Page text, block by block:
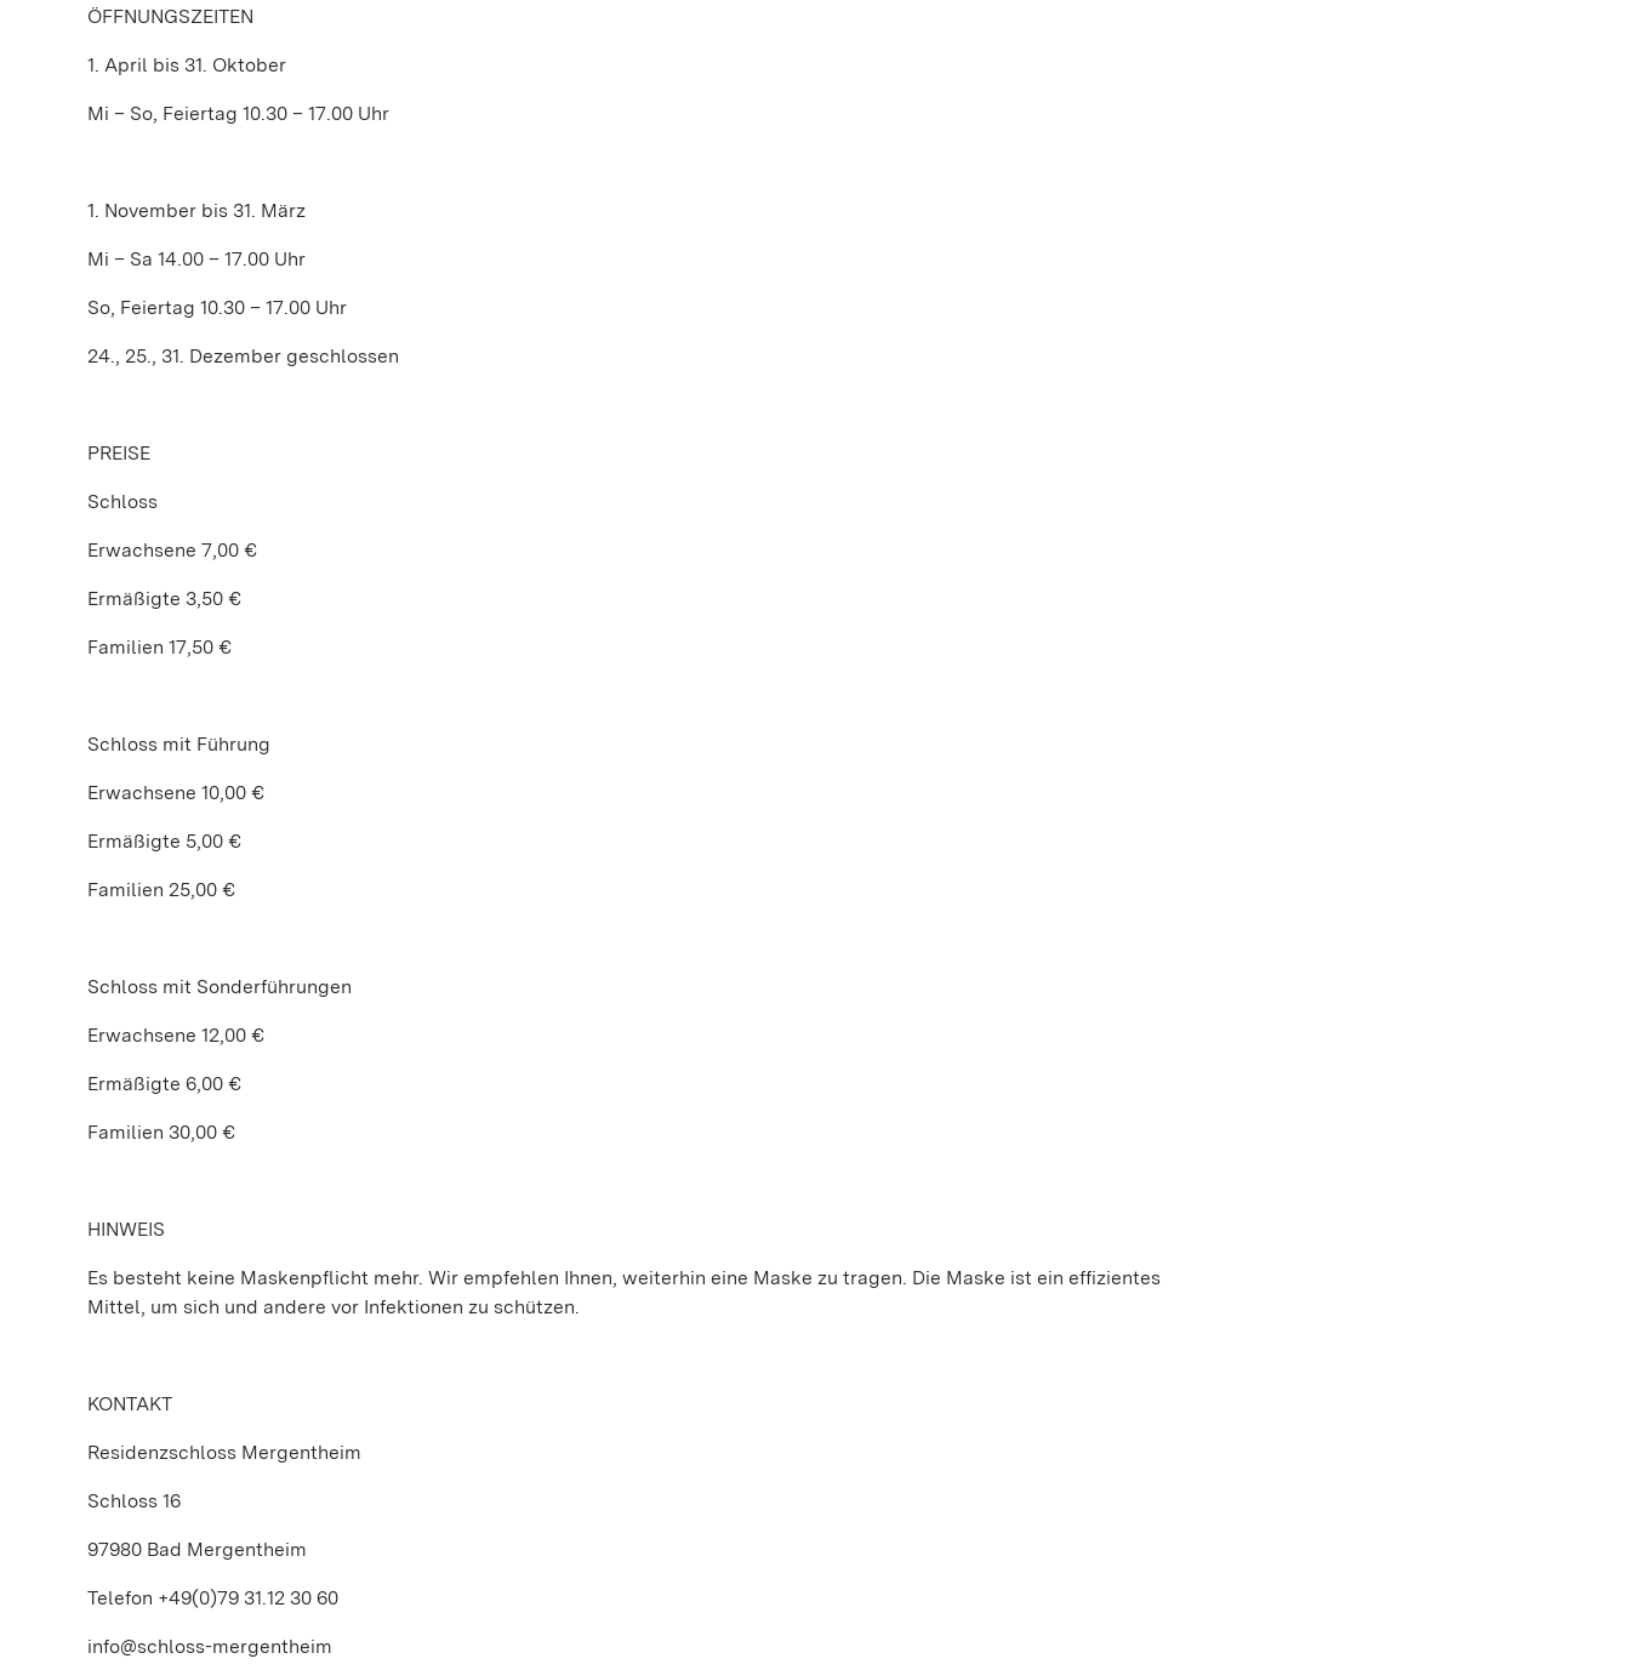
ÖFFNUNGSZEITEN
1. April bis 31. Oktober
Mi – So, Feiertag 10.30 – 17.00 Uhr
1. November bis 31. März
Mi – Sa 14.00 – 17.00 Uhr
So, Feiertag 10.30 – 17.00 Uhr
24., 25., 31. Dezember geschlossen
PREISE
Schloss
Erwachsene 7,00 €
Ermäßigte 3,50 €
Familien 17,50 €
Schloss mit Führung
Erwachsene 10,00 €
Ermäßigte 5,00 €
Familien 25,00 €
Schloss mit Sonderführungen
Erwachsene 12,00 €
Ermäßigte 6,00 €
Familien 30,00 €
HINWEIS
Es besteht keine Maskenpflicht mehr. Wir empfehlen Ihnen, weiterhin eine Maske zu tragen. Die Maske ist ein effizientes
Mittel, um sich und andere vor Infektionen zu schützen.
KONTAKT
Residenzschloss Mergentheim
Schloss 16
97980 Bad Mergentheim
Telefon +49(0)79 31.12 30 60
info@schloss-mergentheim